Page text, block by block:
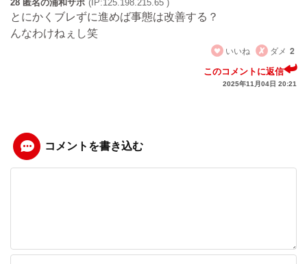
28 匿名の浦和サポ (IP:125.198.215.65 )
とにかくブレずに進めば事態は改善する？
んなわけねぇし笑
いいね
ダメ 2
このコメントに返信
2025年11月04日 20:21
コメントを書き込む